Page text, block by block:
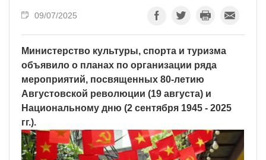
09/07/2025
Министерство культуры, спорта и туризма
объявило о планах по организации ряда
мероприятий, посвященных 80-летию
Августовской революции (19 августа) и
Национальному дню (2 сентября 1945 - 2025
гг.).